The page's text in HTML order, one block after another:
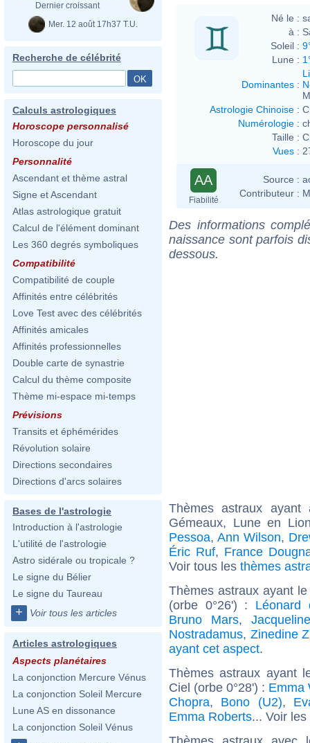
Dernier croissant
Mer. 12 août 17h37 T.U.
Recherche de célébrité
Calculs astrologiques
Horoscope personnalisé
Horoscope du jour
Personnalité
Ascendant et thème astral
Signe et Ascendant
Atlas astrologique gratuit
Calcul de l'élément dominant
Les 360 degrés symboliques
Compatibilité
Compatibilité de couple
Affinités entre célébrités
Love Test avec des célébrités
Affinités amicales
Affinités professionnelles
Double carte de synastrie
Calcul du thème composite
Thème mi-espace mi-temps
Prévisions
Transits et éphémérides
Révolution solaire
Directions secondaires
Directions d'arcs solaires
Bases de l'astrologie
Introduction à l'astrologie
L'utilité de l'astrologie
Astro sidérale ou tropicale ?
Le signe du Bélier
Le signe du Taureau
+ Voir tous les articles
Articles astrologiques
Aspects planétaires
La conjonction Mercure Vénus
La conjonction Soleil Mercure
Lune AS en dissonance
La conjonction Soleil Vénus
Né le :
à :
Soleil :
Lune :
Dominantes :
Astrologie Chinoise :
Numérologie :
Taille :
Vues :
AA
Fiabilité
Source :
Contributeur :
Des informations
naissance sont parfois
dessous.
Thèmes astraux
Gémeaux, Lune en
Pessoa, Ann Wilson,
Éric Ruf, France
Voir tous les thèmes
Thèmes astraux ayant
(orbe 0°26') : Léonard
Bruno Mars,
Nostradamus, Zinedine
ayant cet aspect.
Thèmes astraux ayant
Ciel (orbe 0°28') : Emma
Chopra, Bono (U2),
Emma Roberts... Voir les